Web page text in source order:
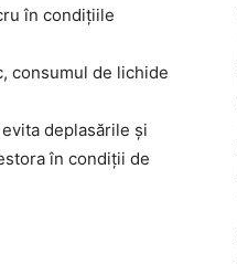
în condițiile
consumul de lichide
deplasările și
în condiții de